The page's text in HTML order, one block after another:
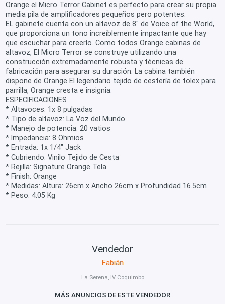
Orange el Micro Terror Cabinet es perfecto para crear su propia
media pila de amplificadores pequeños pero potentes.
EL gabinete cuenta con un altavoz de 8" de Voice of the World,
que proporciona un tono increíblemente impactante que hay
que escuchar para creerlo. Como todos Orange cabinas de
altavoz, El Micro Terror se construye utilizando una
construcción extremadamente robusta y técnicas de
fabricación para asegurar su duración. La cabina también
dispone de Orange El legendario tejido de cestería de tolex para
parrilla, Orange cresta e insignia.
ESPECIFICACIONES
* Altavoces: 1x 8 pulgadas
* Tipo de altavoz: La Voz del Mundo
* Manejo de potencia: 20 vatios
* Impedancia: 8 Ohmios
* Entrada: 1x 1/4" Jack
* Cubriendo: Vinilo Tejido de Cesta
* Rejilla: Signature Orange Tela
* Finish: Orange
* Medidas: Altura: 26cm x Ancho 26cm x Profundidad 16.5cm
* Peso: 4.05 Kg
Vendedor
Fabián
La Serena, IV Coquimbo
MÁS ANUNCIOS DE ESTE VENDEDOR